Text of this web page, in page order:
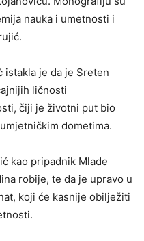
nauka i umetnosti i
istakla je da je Sreten
ličnosti
čiji je životni put bio
dometima.
kao pripadnik Mlade
robije, te da je upravo u
koji će kasnije obilježiti